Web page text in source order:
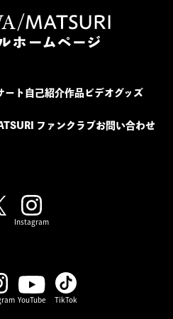
ート 自己紹介作品ビデオグッズ
ファンクラブお問い合わせ
Instagram
YouTube TikTok